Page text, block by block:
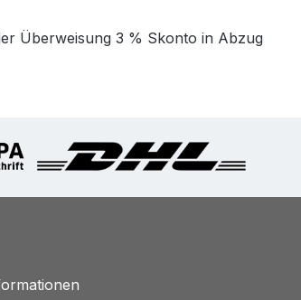
Überweisung 3 % Skonto in Abzug